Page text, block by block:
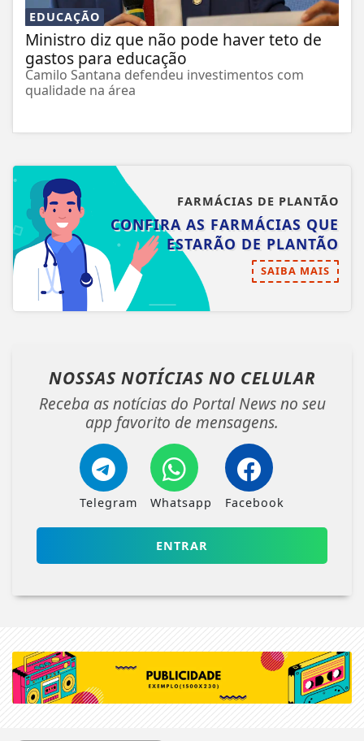
EDUCAÇÃO
Ministro diz que não pode haver teto de
gastos para educação
Camilo Santana defendeu investimentos com
qualidade na área
FARMÁCIAS DE PLANTÃO
CONFIRA AS FARMÁCIAS QUE
ESTARÃO DE PLANTÃO
SAIBA MAIS
NOSSAS NOTÍCIAS NO CELULAR
Receba as notícias do Portal News no seu
app favorito de mensagens.
Telegram Whatsapp Facebook
ENTRAR